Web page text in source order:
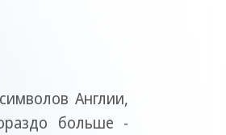
Англии,
больше -